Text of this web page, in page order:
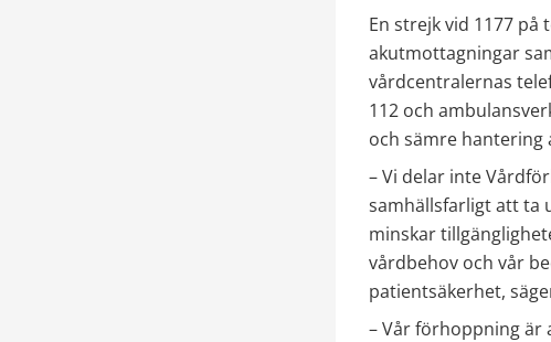
En strejk vid 1177
akutmottagningar
vårdcentralernas
112 och
och sämre hantering
– Vi delar inte
samhällsfarligt att ta
minskar
vårdbehov och vår
patientsäkerhet,
– Vår förhoppning